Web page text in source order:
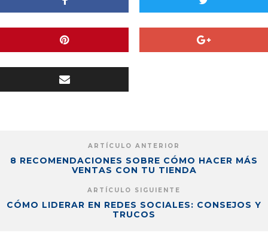
ARTÍCULO ANTERIOR
8 RECOMENDACIONES SOBRE CÓMO HACER MÁS
VENTAS CON TU TIENDA
ARTÍCULO SIGUIENTE
CÓMO LIDERAR EN REDES SOCIALES: CONSEJOS Y
TRUCOS